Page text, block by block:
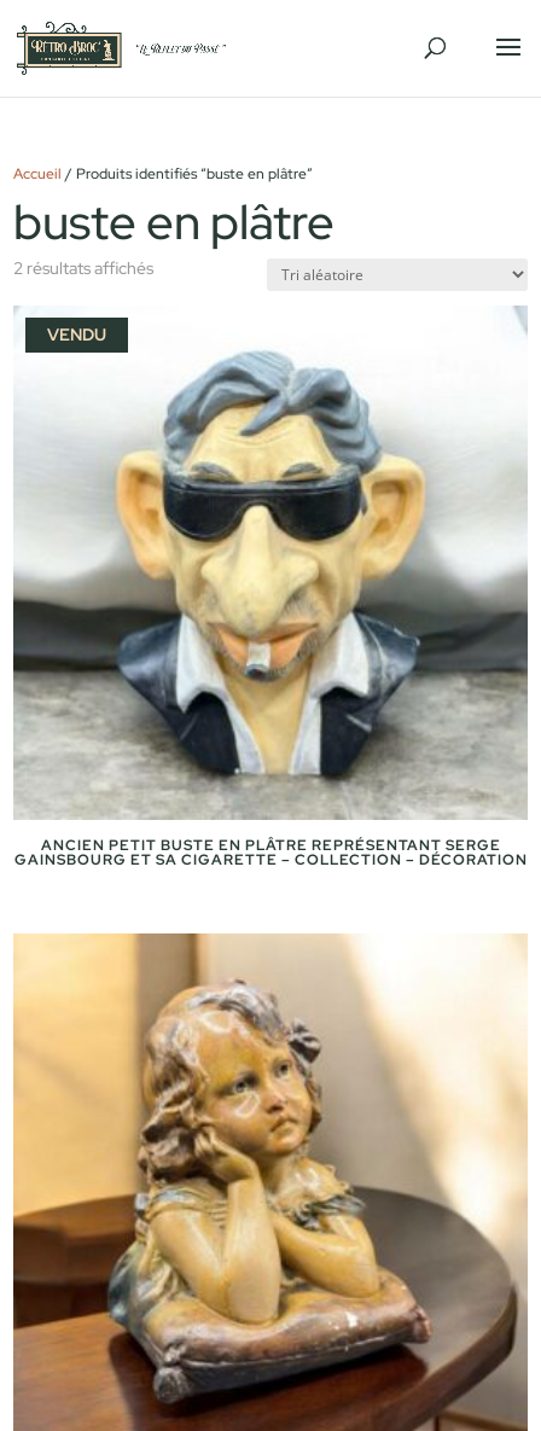
Accueil / Produits identifiés “buste en plâtre”
buste en plâtre
2 résultats affichés
VENDU
ANCIEN PETIT BUSTE EN PLÂTRE REPRÉSENTANT SERGE
GAINSBOURG ET SA CIGARETTE – COLLECTION – DÉCORATION